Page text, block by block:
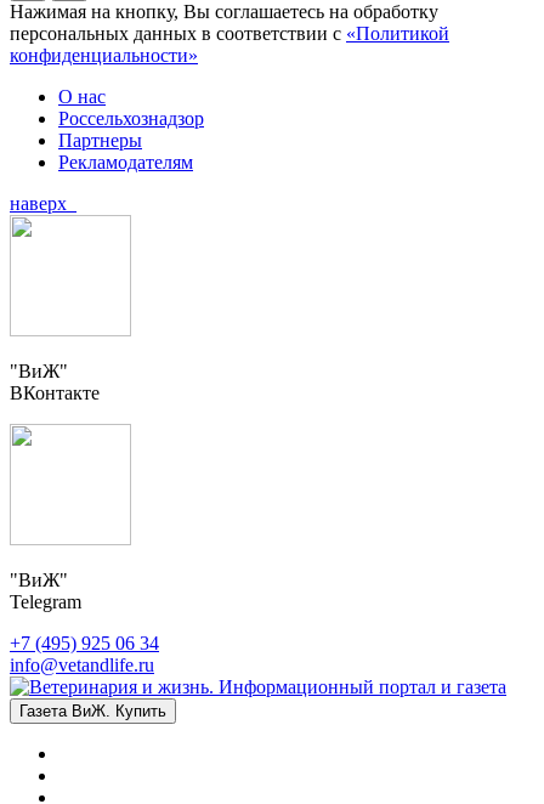
Нажимая на кнопку, Вы соглашаетесь на обработку
персональных данных в соответствии с «Политикой
конфиденциальности»
О нас
Россельхознадзор
Партнеры
Рекламодателям
наверх
"ВиЖ"
ВКонтакте
"ВиЖ"
Telegram
+7 (495) 925 06 34
info@vetandlife.ru
Газета ВиЖ. Купить